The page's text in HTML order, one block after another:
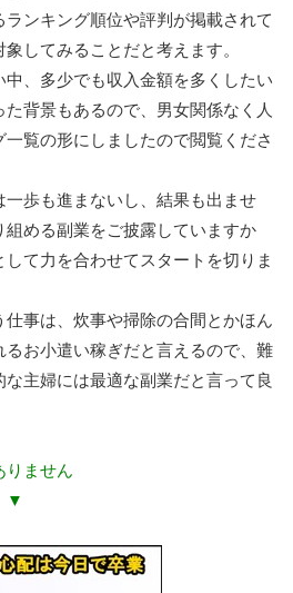
ンキング順位や評判が掲載されて
してみることだと考えます。
、多少でも収入金額を多くしたい
背景もあるので、男女関係なく人
覧の形にしましたので閲覧くださ
歩も進まないし、結果も出ませ
組める副業をご披露していますか
て力を合わせてスタートを切りま
事は、炊事や掃除の合間とかほん
お小遣い稼ぎだと言えるので、難
な主婦には最適な副業だと言って良
りません